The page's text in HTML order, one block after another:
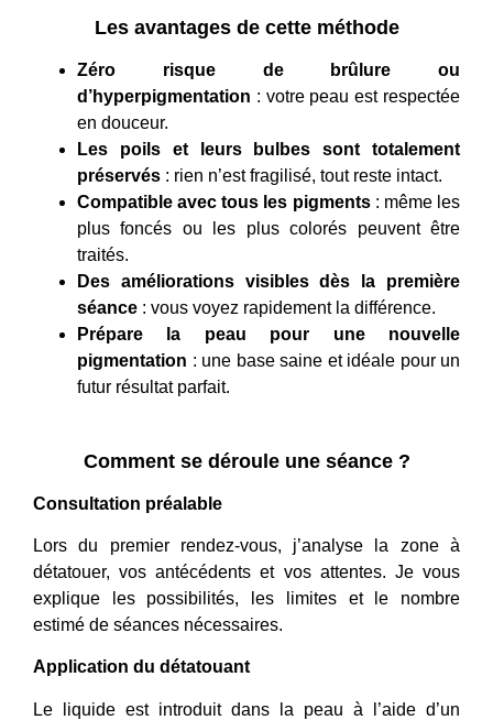
Les avantages de cette méthode
Zéro risque de brûlure ou
d’hyperpigmentation : votre peau est respectée
en douceur.
Les poils et leurs bulbes sont totalement
préservés : rien n’est fragilisé, tout reste intact.
Compatible avec tous les pigments: même les
plus foncés ou les plus colorés peuvent être
traités.
Des améliorations visibles dès la première
séance : vous voyez rapidement la différence.
Prépare la peau pour une nouvelle
pigmentation : une base saine et idéale pour un
futur résultat parfait.
Comment se déroule une séance ?
Consultation préalable
Lors du premier rendez-vous, j’analyse la zone à
détatouer, vos antécédents et vos attentes. Je vous
explique les possibilités, les limites et le nombre
estimé de séances nécessaires.
Application du détatouant
Le liquide est introduit dans la peau à l’aide d’un